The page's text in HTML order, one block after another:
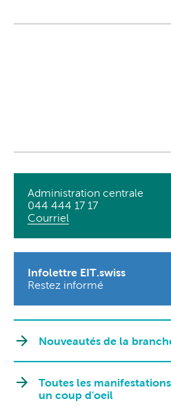
Administration centrale
044 444 17 17
Courriel
Infolettre EIT.swiss
Restez informé
Nouveautés de la
Toutes les
un coup d'oeil